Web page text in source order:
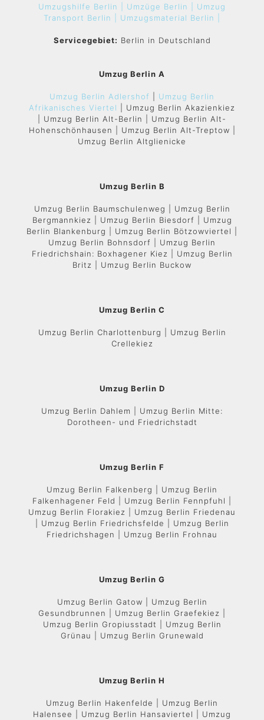
Umzugshilfe Berlin | Umzüge Berlin | Umzug
Transport Berlin | Umzugsmaterial Berlin |
Servicegebiet: Berlin in Deutschland
Umzug Berlin A
Umzug Berlin Adlershof
Umzug Berlin
Afrikanisches Viertel
| Umzug Berlin Akazienkiez
| Umzug Berlin Alt-Berlin | Umzug Berlin Alt-
Hohenschönhausen | Umzug Berlin Alt-Treptow |
Umzug Berlin Altglienicke
Umzug Berlin B
Umzug Berlin Baumschulenweg | Umzug Berlin
Bergmannkiez | Umzug Berlin Biesdorf | Umzug
Berlin Blankenburg | Umzug Berlin Bötzowviertel |
Umzug Berlin Bohnsdorf | Umzug Berlin
Friedrichshain: Boxhagener Kiez | Umzug Berlin
Britz | Umzug Berlin Buckow
Umzug Berlin C
Umzug Berlin Charlottenburg | Umzug Berlin
Crellekiez
Umzug Berlin D
Umzug Berlin Dahlem | Umzug Berlin Mitte:
Dorotheen- und Friedrichstadt
Umzug Berlin F
Umzug Berlin Falkenberg | Umzug Berlin
Falkenhagener Feld | Umzug Berlin Fennpfuhl |
Umzug Berlin Florakiez | Umzug Berlin Friedenau
| Umzug Berlin Friedrichsfelde | Umzug Berlin
Friedrichshagen | Umzug Berlin Frohnau
Umzug Berlin G
Umzug Berlin Gatow | Umzug Berlin
Gesundbrunnen | Umzug Berlin Graefekiez |
Umzug Berlin Gropiusstadt | Umzug Berlin
Grünau | Umzug Berlin Grunewald
Umzug Berlin H
Umzug Berlin Hakenfelde | Umzug Berlin
Halensee | Umzug Berlin Hansaviertel | Umzug